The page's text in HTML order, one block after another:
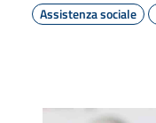
Assistenza sociale